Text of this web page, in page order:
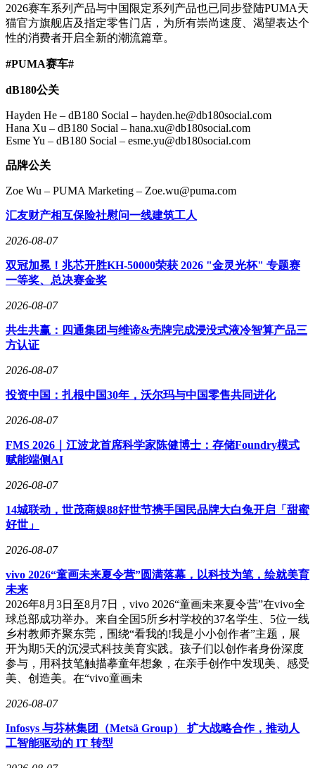
2026赛车系列产品与中国限定系列产品也已同步登陆PUMA天
猫官方旗舰店及指定零售门店，为所有崇尚速度、渴望表达个
性的消费者开启全新的潮流篇章。
#PUMA赛车#
dB180公关
Hayden He – dB180 Social – hayden.he@db180social.com
Hana Xu – dB180 Social – hana.xu@db180social.com
Esme Yu – dB180 Social – esme.yu@db180social.com
品牌公关
Zoe Wu – PUMA Marketing – Zoe.wu@puma.com
汇友财产相互保险社慰问一线建筑工人
2026-08-07
双冠加冕！兆芯开胜KH‑50000荣获 2026 "金灵光杯" 专题赛
一等奖、总决赛金奖
2026-08-07
共生共赢：四通集团与维谛&壳牌完成浸没式液冷智算产品三
方认证
2026-08-07
投资中国：扎根中国30年，沃尔玛与中国零售共同进化
2026-08-07
FMS 2026｜江波龙首席科学家陈健博士：存储Foundry模式
赋能端侧AI
2026-08-07
14城联动，世茂商娱88好世节携手国民品牌大白兔开启「甜蜜
好世」
2026-08-07
vivo 2026“童画未来夏令营”圆满落幕，以科技为笔，绘就美育
未来
2026年8月3日至8月7日，vivo 2026“童画未来夏令营”在vivo全
球总部成功举办。来自全国5所乡村学校的37名学生、5位一线
乡村教师齐聚东莞，围绕“看我的!我是小小创作者”主题，展
开为期5天的沉浸式科技美育实践。孩子们以创作者身份深度
参与，用科技笔触描摹童年想象，在亲手创作中发现美、感受
美、创造美。在“vivo童画未
2026-08-07
Infosys 与芬林集团（Metsä Group） 扩大战略合作，推动人
工智能驱动的 IT 转型